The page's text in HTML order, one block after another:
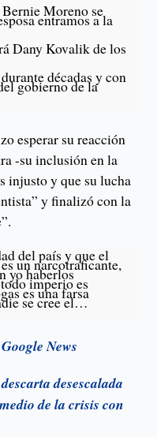
Moreno se
entramos a la
Dany Kovalik de los
décadas y con
gobierno de la
esperar su reacción
-su inclusión en la
injusto y que su lucha
y finalizó con la
del país y que el
un narcotraficante,
yo haberlos
imperio es
es una farsa
se cree el…
News
desescalada
de la crisis con